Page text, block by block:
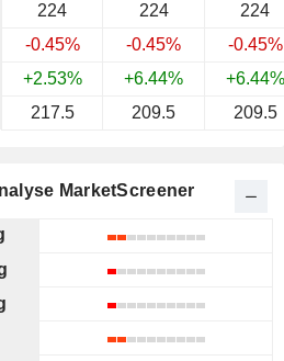
224 224
224
-0.45% -0.45%
-0.45%
+2.53% +6.44%
+6.44%
217.5 209.5 209.5
MarketScreener